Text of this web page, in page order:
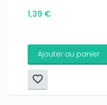
1,39 €
Ajouter au panier